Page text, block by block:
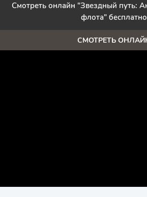
Смотреть онлайн "Звездный путь:
флота" бесплатно
СМОТРЕТЬ